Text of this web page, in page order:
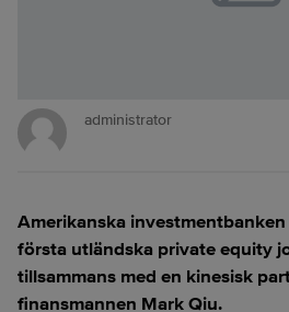
administrator
Amerikanska
första utländska private equity
tillsammans med en kinesisk
finansmannen Mark Qiu.